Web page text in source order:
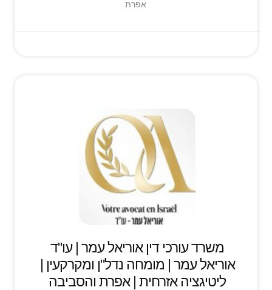
אפרת
משרד עורכי דין אוריאל עמר | עו"ד
אוריאל עמר | מומחה נדל"ן ומקרקעין |
ליטיגציה אזרחית | אפרת והסביבה